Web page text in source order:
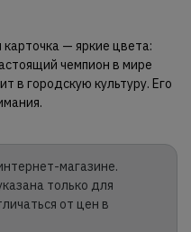
— яркие цвета:
чемпион в мире
в городскую культуру. Его
магазине.
только для
от цен в